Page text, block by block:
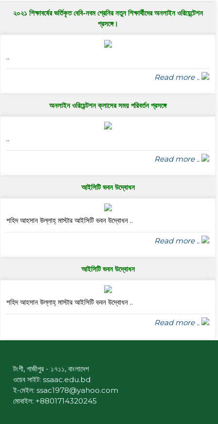
২০২১ শিক্ষাবর্ষের ভর্তিকৃত বেবি-নবম শ্রেনির নতুন শিক্ষার্থীদের অনলাইন ওরিয়েন্টেশন
প্রসঙ্গে।
..
Read more ..
অনলাইন ওরিয়েন্টশন ক্লাসের সময় পরিবর্তন প্রসঙ্গে
..
Read more ..
আইসিটি ভবন উদ্বোধন
শহিদ আহসান উল্লাহ্ মাস্টার আইসিটি ভবন উদ্বোধন ..
Read more ..
আইসিটি ভবন উদ্বোধন
শহিদ আহসান উল্লাহ্ মাস্টার আইসিটি ভবন উদ্বোধন ..
Read more ..
টংগী, গাজীপুর - ১৭১১, বাংলাদেশ
ওয়েব সাইট: ssaac.edu.bd
ই-মেইল: ssac1978@yahoo.com
মোবাইল: +8801714320245